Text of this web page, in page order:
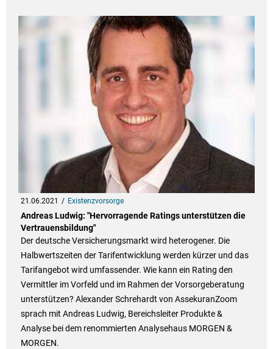
21.06.2021 Existenzvorsorge
Andreas Ludwig: "Hervorragende Ratings unterstützen die
Vertrauensbildung"
Der deutsche Versicherungsmarkt wird heterogener. Die
Halbwertszeiten der Tarifentwicklung werden kürzer und das
Tarifangebot wird umfassender. Wie kann ein Rating den
Vermittler im Vorfeld und im Rahmen der Vorsorgeberatung
unterstützen? Alexander Schrehardt von AssekuranZoom
sprach mit Andreas Ludwig, Bereichsleiter Produkte &
Analyse bei dem renommierten Analysehaus MORGEN &
MORGEN.